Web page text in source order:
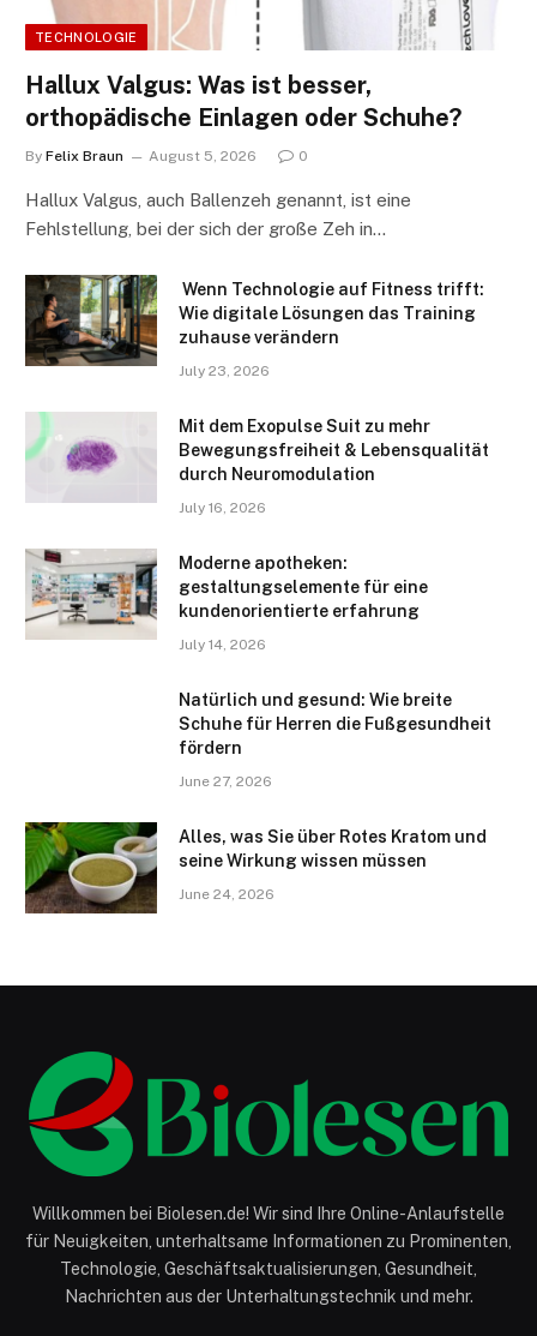
TECHNOLOGIE
Hallux Valgus: Was ist besser,
orthopädische Einlagen oder Schuhe?
By Felix Braun August 5, 2026 0
Hallux Valgus, auch Ballenzeh genannt, ist eine
Fehlstellung, bei der sich der große Zeh in…
Wenn Technologie auf Fitness trifft:
Wie digitale Lösungen das Training
zuhause verändern
July 23, 2026
Mit dem Exopulse Suit zu mehr
Bewegungsfreiheit & Lebensqualität
durch Neuromodulation
July 16, 2026
Moderne apotheken:
gestaltungselemente für eine
kundenorientierte erfahrung
July 14, 2026
Natürlich und gesund: Wie breite
Schuhe für Herren die Fußgesundheit
fördern
June 27, 2026
Alles, was Sie über Rotes Kratom und
seine Wirkung wissen müssen
June 24, 2026
Willkommen bei Biolesen.de! Wir sind Ihre Online-Anlaufstelle
für Neuigkeiten, unterhaltsame Informationen zu Prominenten,
Technologie, Geschäftsaktualisierungen, Gesundheit,
Nachrichten aus der Unterhaltungstechnik und mehr.